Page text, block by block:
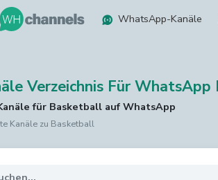
WhatsApp-Kanäle
Verzeichnis Für
für Basketball auf WhatsApp
Kanäle zu Basketball